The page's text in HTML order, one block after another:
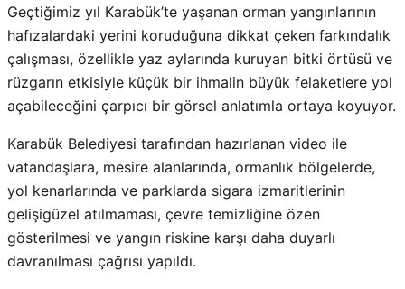
Geçtiğimiz yıl Karabük’te yaşanan orman yangınlarının
hafızalardaki yerini koruduğuna dikkat çeken farkındalık
çalışması, özellikle yaz aylarında kuruyan bitki örtüsü ve
rüzgarın etkisiyle küçük bir ihmalin büyük felaketlere yol
açabileceğini çarpıcı bir görsel anlatımla ortaya koyuyor.
Karabük Belediyesi tarafından hazırlanan video ile
vatandaşlara, mesire alanlarında, ormanlık bölgelerde,
yol kenarlarında ve parklarda sigara izmaritlerinin
gelişigüzel atılmaması, çevre temizliğine özen
gösterilmesi ve yangın riskine karşı daha duyarlı
davranılması çağrısı yapıldı.